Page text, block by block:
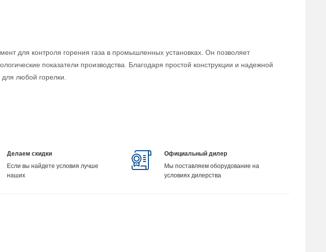
для контроля горения газа в промышленных установках. Он позволяет
показатели производства. Благодаря простой конструкции и надежной
любой горелки.
Делаем скидки
Если вы найдете условия лучше
наших
Официальный дилер
Мы поставляем оборудование на
условиях дилерства